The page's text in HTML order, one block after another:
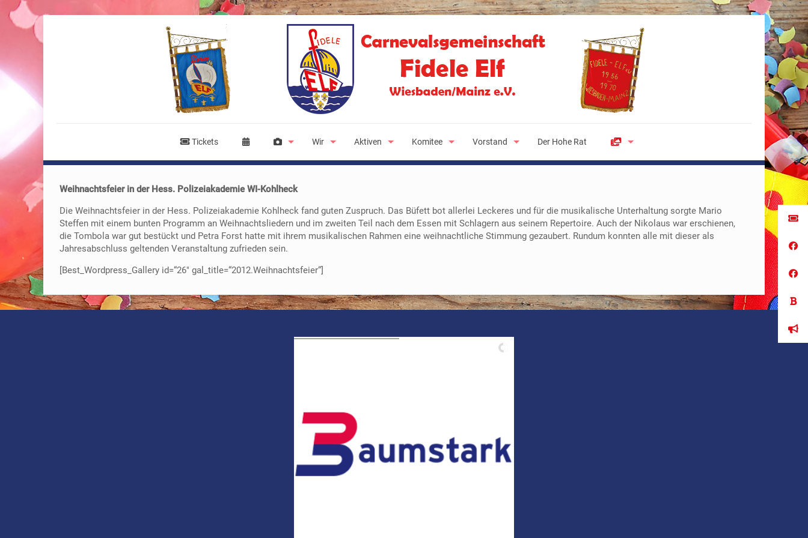
Tickets Wir Aktiven Komitee Vorstand Der Hohe Rat
Weihnachtsfeier in der Hess. Polizeiakademie WI-Kohlheck
Die Weihnachtsfeier in der Hess. Polizeiakademie Kohlheck fand guten Zuspruch. Das Büfett bot allerlei Leckeres und für die musikalische Unterhaltung sorgte Mario
Steffen mit einem bunten Programm an Weihnachtsliedern und im zweiten Teil nach dem Essen mit Schlagern aus seinem Repertoire. Auch der Nikolaus war erschienen,
die Tombola war gut bestückt und Petra Forst hatte mit ihrem musikalischen Rahmen eine weihnachtliche Stimmung gezaubert. Rundum konnten alle mit dieser als
Jahresabschluss geltenden Veranstaltung zufrieden sein.
[Best_Wordpress_Gallery id=“26″ gal_title=“2012.Weihnachtsfeier“]